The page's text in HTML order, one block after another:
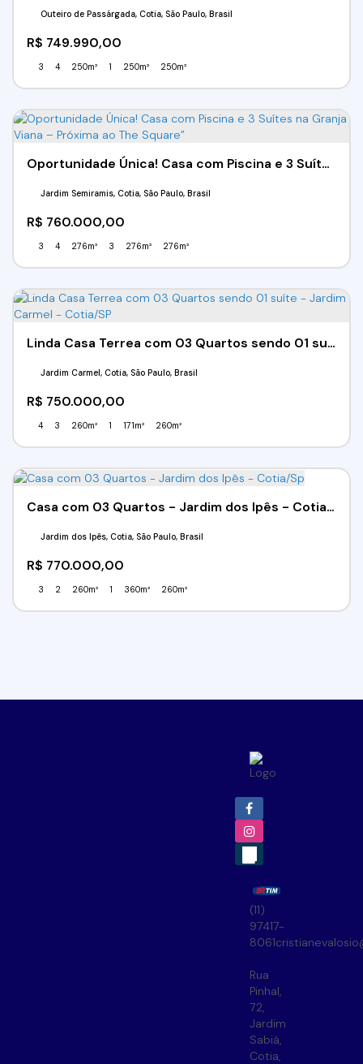
R$ 749.990,00
Outeiro de Passárgada, Cotia, São Paulo, Brasil
3 4 250m² 1 250m² 250m²
Oportunidade Única! Casa com Piscina e 3 Suítes na Granja Viana – Próxima ao The Square”
R$ 760.000,00
Jardim Semiramis, Cotia, São Paulo, Brasil
3 4 276m² 3 276m² 276m²
Linda Casa Terrea com 03 Quartos sendo 01 suíte - Jardim Carmel - Cotia/SP
R$ 750.000,00
Jardim Carmel, Cotia, São Paulo, Brasil
4 3 260m² 1 171m² 260m²
Casa com 03 Quartos - Jardim dos Ipês - Cotia/Sp
R$ 770.000,00
Jardim dos Ipês, Cotia, São Paulo, Brasil
3 2 260m² 1 360m² 260m²
(11)
97417-
8061
Rua
Pinhal,
72,
Jardim
Sabiá,
Cotia,